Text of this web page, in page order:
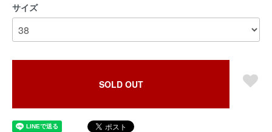
サイズ
SOLD OUT